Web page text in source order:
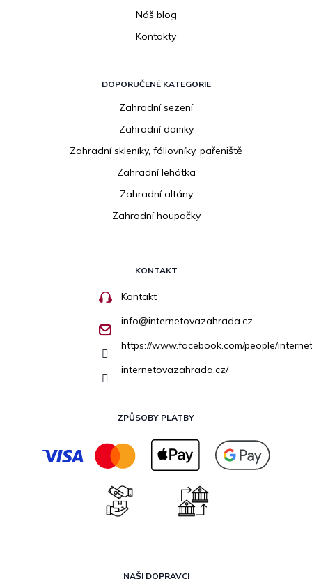
Náš blog
Kontakty
DOPORUČENÉ KATEGORIE
Zahradní sezení
Zahradní domky
Zahradní skleníky, fóliovníky, pařeniště
Zahradní lehátka
Zahradní altány
Zahradní houpačky
KONTAKT
Kontakt
info@internetovazahrada.cz
https://www.facebook.com/people/
internetovazahrada.cz/
ZPŮSOBY PLATBY
NAŠI DOPRAVCI